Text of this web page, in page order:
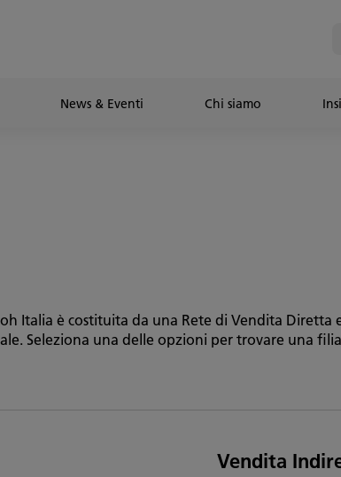
News & Eventi Chi siamo
Italia è costituita da una Rete di Vendita
Seleziona una delle opzioni per trovare una
Vendita